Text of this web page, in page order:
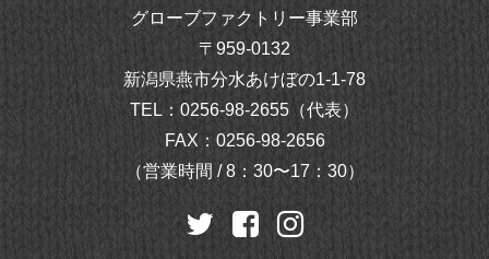
グローブファクトリー事業部
〒959-0132
新潟県燕市分水あけぼの1-1-78
TEL： 0256-98-2655（代表）
FAX：0256-98-2656
（営業時間 / 8：30〜17：30）